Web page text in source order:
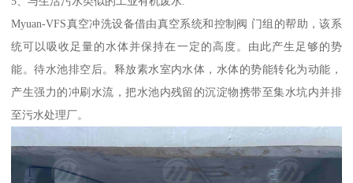
Myuan-VFS真空冲洗设备借由真空系统和控制阀 门组的帮助，该系
统可以吸收足量的水体并保持在一定的高度。由此产生足够的势
能。待水池排空后。释放素水室内水体，水体的势能转化为动能，
产生强力的冲刷水流，把水池内残留的沉淀物携带至集水坑内并排
至污水处理厂。